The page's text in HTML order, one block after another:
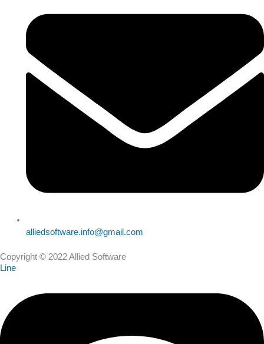
alliedsoftware.info@gmail.com
Copyright © 2022 Allied Software
Line